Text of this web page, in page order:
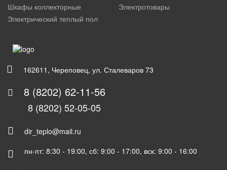
Шкафы коллекторные
Электротовары
Электрический теплый пол
162611, Череповец, ул. Сталеваров 73
8 (8202) 62-11-56
8 (8202) 52-05-05
dir_teplo@mail.ru
пн-пт: 8:30 - 19:00, сб: 9:00 - 17:00, вск: 9:00 - 16:00